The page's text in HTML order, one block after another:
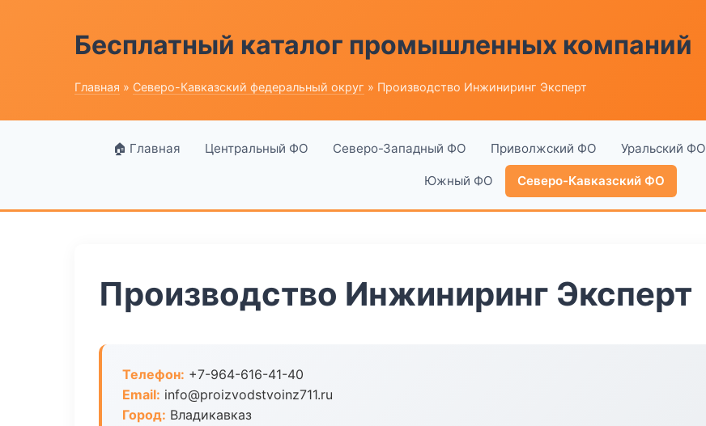
Бесплатный каталог промышленных компаний
Главная » Северо-Кавказский федеральный округ » Производство Инжиниринг Эксперт
🏠 Главная Центральный ФО Северо-Западный ФО Приволжский ФО Уральский ФО
Южный ФО Северо-Кавказский ФО
Производство Инжиниринг Эксперт
Телефон: +7-964-616-41-40
Email: info@proizvodstvoinz711.ru
Город: Владикавказ